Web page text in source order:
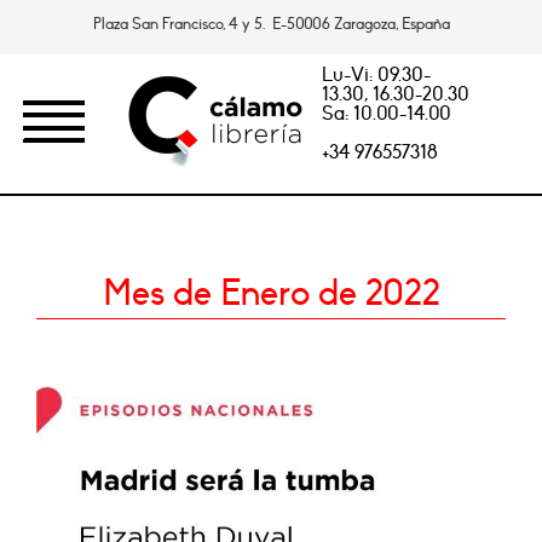
Plaza San Francisco, 4 y 5. E-50006 Zaragoza, España
Lu-Vi: 09.30-
13.30, 16.30-20.30
Sa: 10.00-14.00
+34 976557318
Mes de Enero de 2022